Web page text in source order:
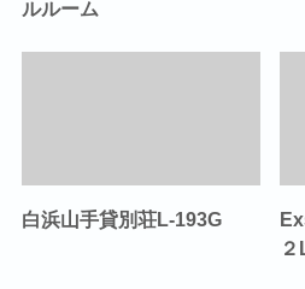
ルルーム
白浜山手貸別荘L-193G